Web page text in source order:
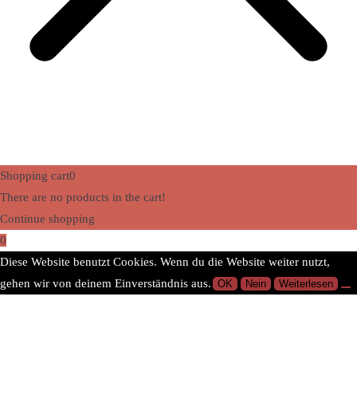
Shopping cart0
There are no products in the cart!
Continue shopping
0
Diese Website benutzt Cookies. Wenn du die Website weiter nutzt,
gehen wir von deinem Einverständnis aus. OK Nein Weiterlesen